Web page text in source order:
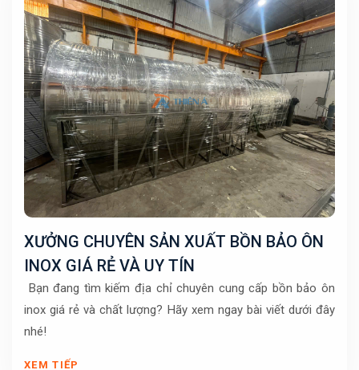
XƯỞNG CHUYÊN SẢN XUẤT BỒN BẢO ÔN
INOX GIÁ RẺ VÀ UY TÍN
Bạn đang tìm kiếm địa chỉ chuyên cung cấp bồn bảo ôn
inox giá rẻ và chất lượng? Hãy xem ngay bài viết dưới đây
nhé!
XEM TIẾP